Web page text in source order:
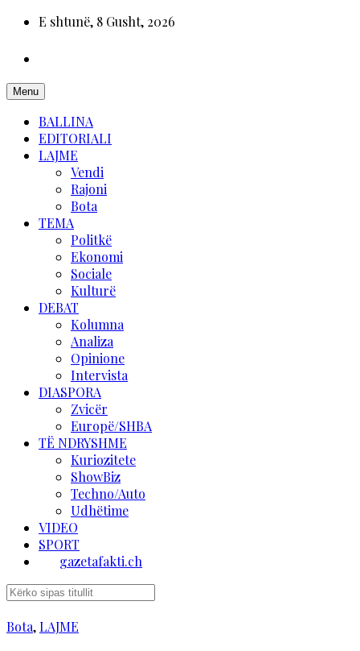
E shtunë, 8 Gusht, 2026
Menu
BALLINA
EDITORIALI
LAJME
Vendi
Rajoni
Bota
TEMA
Politkë
Ekonomi
Sociale
Kulturë
DEBAT
Kolumna
Analiza
Opinione
Intervista
DIASPORA
Zvicër
Europë/SHBA
TË NDRYSHME
Kuriozitete
ShowBiz
Techno/Auto
Udhëtime
VIDEO
SPORT
gazetafakti.ch
Bota,LAJME